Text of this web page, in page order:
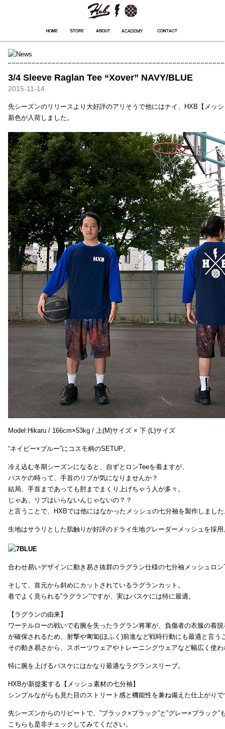
3/4 Sleeve Raglan Tee “Xover” NAVY/BLUE
2015-11-14
先シーズンのリリースより大好評のアリそうで他にはナイ、HXB【メッ
新色が入荷しました。
Model:Hikaru / 166cm×53kg / 上(M)サイズ × 下 (L)サイズ
“ネイビー×ブルー”にコスモ柄のSETUP。
冷え込む冬期シーズンになると、自ずとロンTeeを着ますが、
バスケの時って、手首のリブが気になりませんか？
結局、手首まであっても肘までまくり上げちゃう人が多々。
じゃあ、リブはいらないんじゃないの？？
と言うことで、HXBでは他にはなかったメッシュの七分袖を製作しまし
生地はサラリとした肌触りが好評のドライ生地グレーダーメッシュを採用
合わせ易いデザインに動き易さ抜群のラグラン仕様の七分袖メッシュロ
そして、首元から斜めにカットされているラグランカット。
巷でよく見られる”ラグラン”ですが、実はバスケには特に最適。
【ラグランの由来】
ワーテルローの戦いで右腕を失ったラグラン将軍が、負傷者の衣服の着
が確保されるため、射撃や匍匐(ほふく)前進など戦時行動にも最適と言う
その動き易さから、スポーツウェアやトレーニングウェアなど幅広く使
特に腕を上げるバスケにはかなり最適なラグランスリーブ。
HXBが新提案する【メッシュ素材の七分袖】
シンプルながらも見た目のストリート感と機能性を兼ね備えた仕上がりで
先シーズンからのリピートで、”ブラック×ブラック”と”グレー×ブラック”
こちらも是非チェックしてみてください。